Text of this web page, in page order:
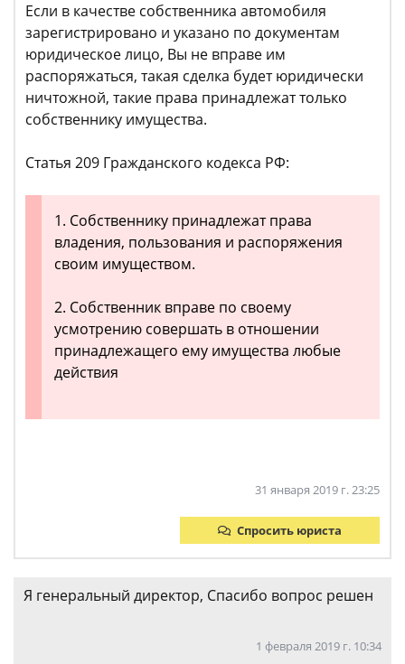
Если в качестве собственника автомобиля
зарегистрировано и указано по документам
юридическое лицо, Вы не вправе им
распоряжаться, такая сделка будет юридически
ничтожной, такие права принадлежат только
собственнику имущества.
Статья 209 Гражданского кодекса РФ:
1. Собственнику принадлежат права
владения, пользования и распоряжения
своим имуществом.
2. Собственник вправе по своему
усмотрению совершать в отношении
принадлежащего ему имущества любые
действия
31 января 2019 г. 23:25
Спросить юриста
Я генеральный директор, Спасибо вопрос решен
1 февраля 2019 г. 10:34